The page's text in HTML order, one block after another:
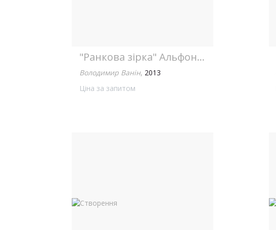
"Ранкова зірка" Альфонса...
Володимир Ванін, 2013
Ціна за запитом